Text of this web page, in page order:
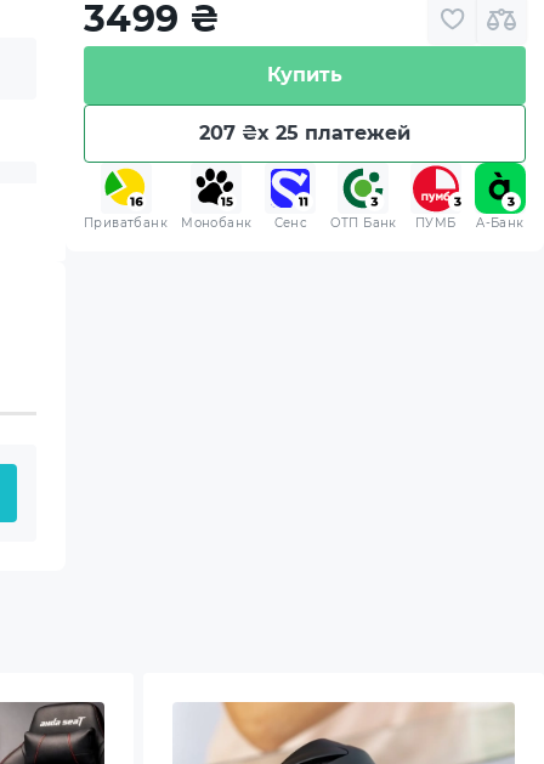
3499 ₴
Купить
207 ₴x 25 платежей
Приватбанк Монобанк Сенс ОТП Банк ПУМБ A-Банк